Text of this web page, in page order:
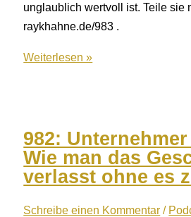
unglaublich wertvoll ist. Teile sie
raykhahne.de/983 .
983:
Monat
sparen
mit
einem
einfachen
Weiterlesen »
982:
Wie man das
verlasst ohne es
Schreibe einen Kommentar /